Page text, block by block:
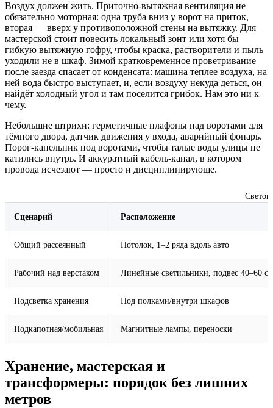
Воздух должен жить. Приточно‑вытяжная вентиляция не
обязательно моторная: одна труба вниз у ворот на приток,
вторая — вверх у противоположной стены на вытяжку. Для
мастерской стоит повесить локальный зонт или хотя бы
гибкую вытяжную гофру, чтобы краска, растворители и пыль
уходили не в шкаф. Зимой кратковременное проветривание
после заезда спасает от конденсата: машина теплее воздуха, на
ней вода быстро выступает, и, если воздуху некуда деться, он
найдёт холодный угол и там поселится грибок. Нам это ни к
чему.
Небольшие штрихи: герметичные плафоны над воротами для
тёмного двора, датчик движения у входа, аварийный фонарь.
Порог‑капельник под воротами, чтобы талые воды улицы не
катились внутрь. И аккуратный кабель‑канал, в котором
провода исчезают — просто и дисциплинирующе.
Сценарий Расположение
Общий рассеянный Потолок, 1–2 ряда вдоль авто
Рабочий над верстаком Линейные светильники, подвес 40–60 см
Подсветка хранения Под полками/внутри шкафов
Подкапотная/мобильная Магнитные лампы, переноски
Хранение, мастерская и
трансформеры: порядок без лишних
метров